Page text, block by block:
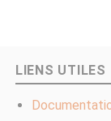
LIENS UTILES